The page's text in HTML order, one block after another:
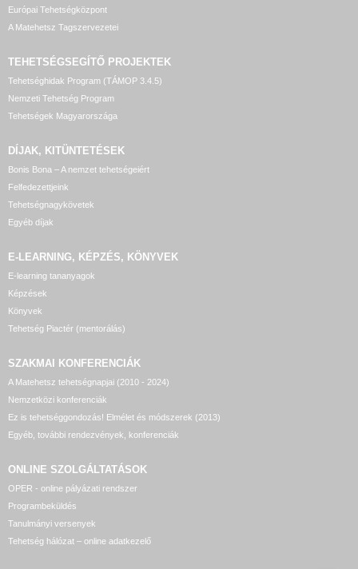
Európai Tehetségközpont
A Matehetsz Tagszervezetei
TEHETSÉGSEGÍTŐ PROJEKTEK
Tehetséghidak Program (TÁMOP 3.4.5)
Nemzeti Tehetség Program
Tehetségek Magyarországa
DÍJAK, KITÜNTETÉSEK
Bonis Bona – A nemzet tehetségeiért
Felfedezettjeink
Tehetségnagykövetek
Egyéb díjak
E-LEARNING, KÉPZÉS, KÖNYVEK
E-learning tananyagok
Képzések
Könyvek
Tehetség Piactér (mentorálás)
SZAKMAI KONFERENCIÁK
A Matehetsz tehetségnapjai (2010 - 2024)
Nemzetközi konferenciák
Ez is tehetséggondozás! Elmélet és módszerek (2013)
Egyéb, további rendezvények, konferenciák
ONLINE SZOLGÁLTATÁSOK
OPER - online pályázati rendszer
Programbeküldés
Tanulmányi versenyek
Tehetség hálózat – online adatkezelő